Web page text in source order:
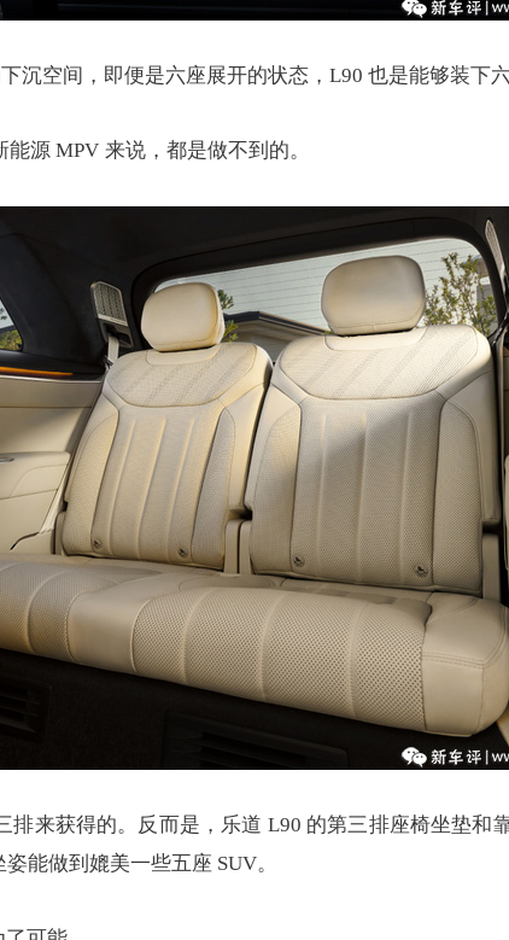
沉空间，即便是六座展开的状态，L90 也是能够装下六
源 MPV 来说，都是做不到的。
来获得的。反而是，乐道 L90 的第三排座椅坐垫和
能做到媲美一些五座 SUV。